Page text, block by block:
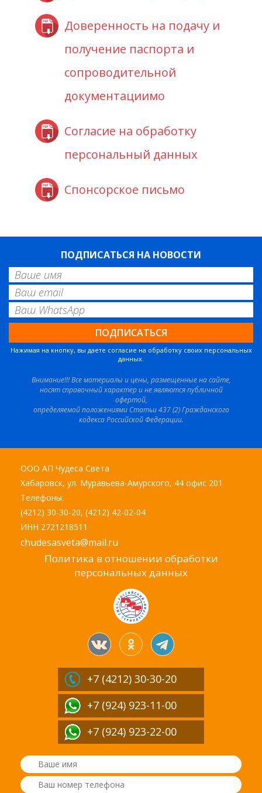
Доверенность на подачу и
получение паспорта и
сопроводительной
документациимо
Согласие на обработку
персональный данных
Спонсорское письмо
ПОДПИСАТЬСЯ НА НОВОСТИ
Нажимая на кнопку, вы даете согласие на обработку своих персональных
данных.
Внимание!!! Все материалы и цены, размещенные на сайте,
носят справочный характер и не являются публичной
офертой,
определяемой положениями Статьи 437 (2) Гражданского
кодекса Российской Федерации.
ООО АП Чудеса Света
Хабаровск, ул. Муравьева-Амурского, 44 офис 201
Телефоны:
(4212) 30-30-20, (4212) 42-02-04
ИНН 2721218511
chudesasveta@mail.ru
Политика в отношении обработки
персональных данных
+7 (4212) 30-30-20
+7 (924) 923-11-00
+7 (924) 923-22-00